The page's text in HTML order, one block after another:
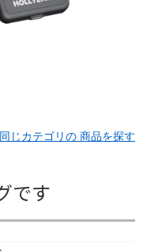
同じカテゴリの 商品を探す
です